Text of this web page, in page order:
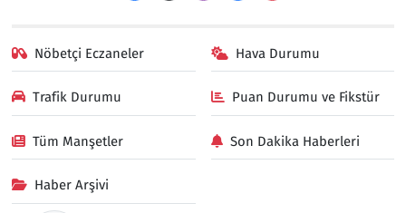
Nöbetçi Eczaneler Hava Durumu
Trafik Durumu Puan Durumu ve Fikstür
Tüm Manşetler Son Dakika Haberleri
Haber Arşivi